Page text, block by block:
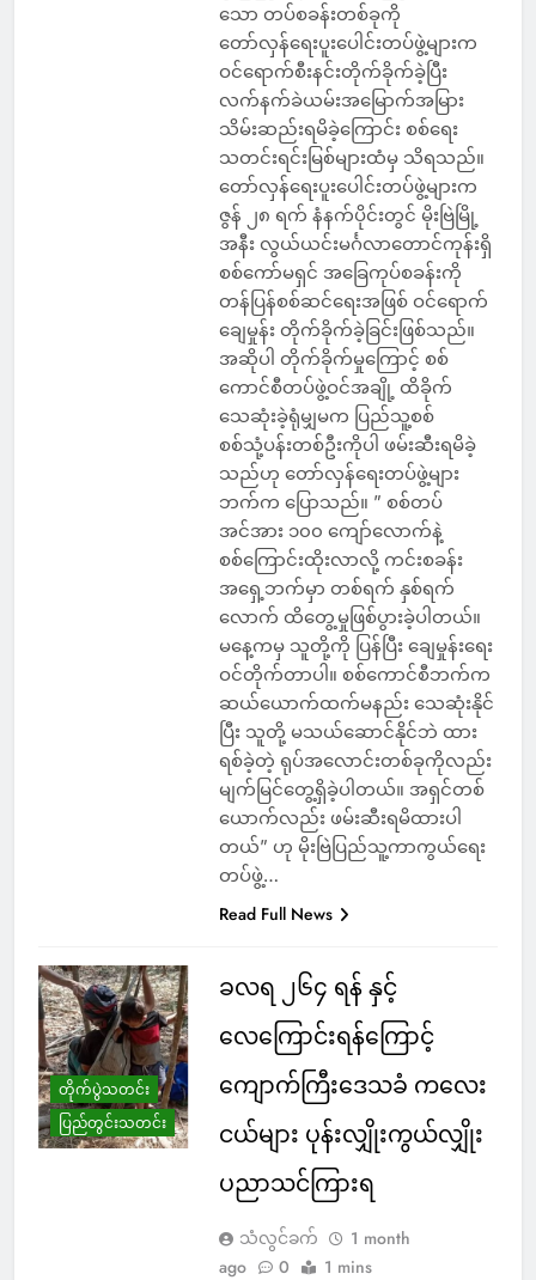
သော တပ်စခန်းတစ်ခုကို
တော်လှန်ရေးပူးပေါင်းတပ်ဖွဲ့များက
ဝင်ရောက်စီးနင်းတိုက်ခိုက်ခဲ့ပြီး
လက်နက်ခဲယမ်းအမြောက်အမြား
သိမ်းဆည်းရမိခဲ့ကြောင်း စစ်ရေး
သတင်းရင်းမြစ်များထံမှ သိရသည်။
တော်လှန်ရေးပူးပေါင်းတပ်ဖွဲ့များက
ဇွန် ၂၈ ရက် နံနက်ပိုင်းတွင် မိုးဗြဲမြို့
အနီး လွယ်ယင်းမင်္ဂလာတောင်ကုန်းရှိ
စစ်ကော်မရှင် အခြေကုပ်စခန်းကို
တန်ပြန်စစ်ဆင်ရေးအဖြစ် ဝင်ရောက်
ချေမှုန်း တိုက်ခိုက်ခဲ့ခြင်းဖြစ်သည်။
အဆိုပါ တိုက်ခိုက်မှုကြောင့် စစ်
ကောင်စီတပ်ဖွဲ့ဝင်အချို့ ထိခိုက်
သေဆုံးခဲ့ရုံမျှမက ပြည်သူ့စစ်
စစ်သုံ့ပန်းတစ်ဦးကိုပါ ဖမ်းဆီးရမိခဲ့
သည်ဟု တော်လှန်ရေးတပ်ဖွဲ့များ
ဘက်က ပြောသည်။ ” စစ်တပ်
အင်အား ၁၀၀ ကျော်လောက်နဲ့
စစ်ကြောင်းထိုးလာလို့ ကင်းစခန်း
အရှေ့ဘက်မှာ တစ်ရက် နှစ်ရက်
လောက် ထိတွေ့မှုဖြစ်ပွားခဲ့ပါတယ်။
မနေ့ကမှ သူတို့ကို ပြန်ပြီး ချေမှုန်းရေး
ဝင်တိုက်တာပါ။ စစ်ကောင်စီဘက်က
ဆယ်ယောက်ထက်မနည်း သေဆုံးနိုင်
ပြီး သူတို့ မသယ်ဆောင်နိုင်ဘဲ ထား
ရစ်ခဲ့တဲ့ ရုပ်အလောင်းတစ်ခုကိုလည်း
မျက်မြင်တွေ့ရှိခဲ့ပါတယ်။ အရှင်တစ်
ယောက်လည်း ဖမ်းဆီးရမိထားပါ
တယ်” ဟု မိုးဗြဲပြည်သူ့ကာကွယ်ရေး
တပ်ဖွဲ့…
Read Full News
တိုက်ပွဲသတင်း
ပြည်တွင်းသတင်း
ခလရ ၂၆၄ ရန် နှင့်
လေကြောင်းရန်ကြောင့်
ကျောက်ကြီးဒေသခံ ကလေး
ငယ်များ ပုန်းလျှိုးကွယ်လျှိုး
ပညာသင်ကြားရ
သံလွင်ခက်
1 month
ago
0 1 mins